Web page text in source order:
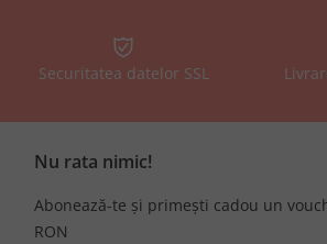
Securitatea datelor SSL
Nu rata nimic!
Abonează-te și primești cadou un
RON